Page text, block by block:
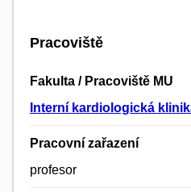
Pracoviště
Fakulta / Pracoviště MU
Interní kardiologická
Pracovní zařazení
profesor